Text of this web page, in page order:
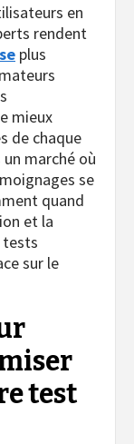
en
rendent
plus
mieux
de chaque
marché où
se
quand
et la
tests
sur le
test